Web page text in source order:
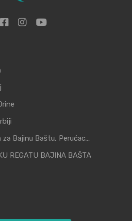
Bajinu Baštu, Perućac…
REGATU BAJINA BAŠTA